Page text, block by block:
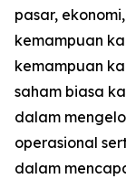
pasar,
kemampuan
kemampuan
saham biasa
dalam
operasional
dalam